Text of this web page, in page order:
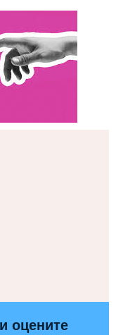
оцените